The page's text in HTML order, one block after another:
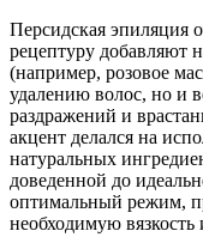
Персидская эпиляция
рецептуру добавляют
(например, розовое
удалению волос, но и
раздражений и
акцент делался на
натуральных
доведенной до
оптимальный режим,
необходимую вязкость